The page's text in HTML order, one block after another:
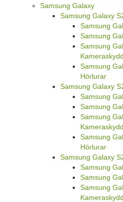
Samsung Galaxy
Samsung Galaxy
Samsung
Samsung
Samsung
Kameraskydd
Samsung
Hörlurar
Samsung Galaxy
Samsung
Samsung
Samsung
Kameraskydd
Samsung
Hörlurar
Samsung Galaxy
Samsung
Samsung
Samsung
Kameraskydd